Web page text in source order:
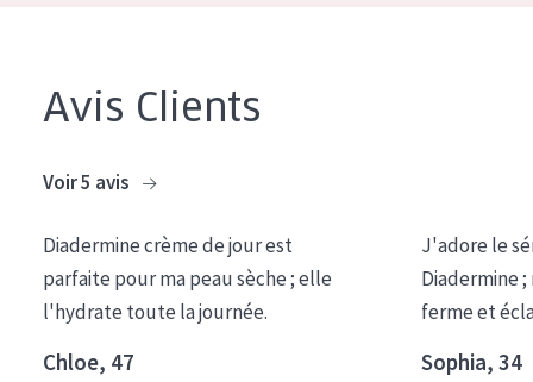
TYPE DE PRODUIT
Crème pour les Yeux
Sérum
Avis Clients
Voir 5 avis
Diadermine crème de jour est
parfaite pour ma peau sèche ; elle
l'hydrate toute la journée.
Chloe, 47
J'adore le
Diadermine
ferme et
Sophia, 34